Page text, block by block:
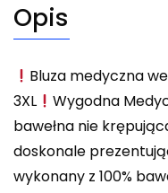
Opis
Bluza medyczna we
3XL
Wygodna
bawełna nie
doskonale
wykonany z 100%